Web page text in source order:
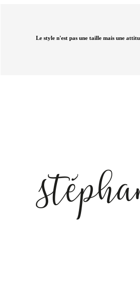
Le style n'est pas une taille mais une